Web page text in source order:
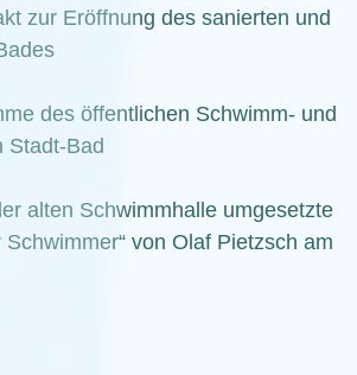
zur Eröffnung des sanierten und
des öffentlichen Schwimm- und
Stadt-Bad
alten Schwimmhalle umgesetzte
Schwimmer“ von Olaf Pietzsch am